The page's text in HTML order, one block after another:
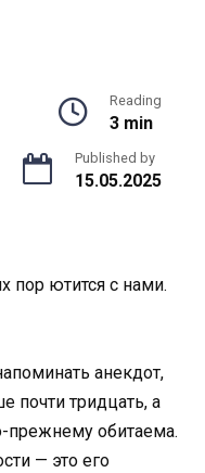
Reading
3 min
Published by
15.05.2025
пор ютится с нами.
анекдот,
почти тридцать, а
прежнему обитаема.
— это его